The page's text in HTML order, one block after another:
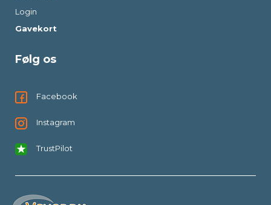
Login
Gavekort
Følg os
Facebook
Instagram
TrustPilot